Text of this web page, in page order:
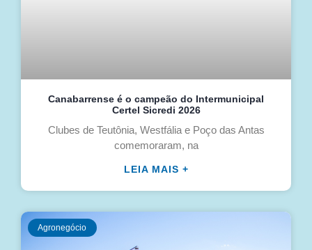
Canabarrense é o campeão do Intermunicipal
Certel Sicredi 2026
Clubes de Teutônia, Westfália e Poço das Antas
comemoraram, na
LEIA MAIS +
Agronegócio